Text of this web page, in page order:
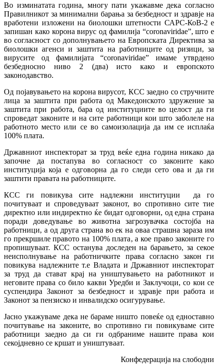
Во изминатата година, многу пати укажавме дека согласно
Правилникот за минимални барања за безбедност и здравје на
вработени изложени на биолошки штетности САРС-КоВ-2 е
запишан како корона вирус од фамилија “coronaviridae”, што е
во согласност со дополнувањето на Европската Директива за
биолошки агенси и заштита на работниците од ризици, за
вирусите од фамилијата “coronaviridae” имаме утврдено
безбедносно ниво 2 (два) исто како и европското
законодавство.
Од појавувањето на корона вирусот, КСС заедно со стручните
лица за заштита при работа од Македонското здружение за
заштита при работа, бара од институциите во целост да ги
спроведат законите и на сите работници кои што заболеле на
работното место или се во самоизолација да им се исплаќа
100% плата.
Државниот инспекторат за труд веќе една година никако да
започне да постапува во согласност со законите како
институција која е одговорна да го следи сето ова и да ги
заштити правата на работниците.
КСС ги повикува сите надлежни институции да го
почитуваат и спроведуваат законот, во спротивно сите тие
директно или индиректно ќе бидат одговорни, од една страна
поради доведување во животна загрозувачка состојба на
работници, а од друга страна во ек на оваа страшна зараза им
го прекршиле правото на 100% плата, а кое право законите го
пропишуваат. КСС останува доследен на барањето, за секое
неисполнување на работничките права согласно закон ги
повикува надлежните т.е Владата и Државниот инспекторат
за труд да стават крај на уништувањето на работникот и
неговите права со било какви Уредби и Заклучоци, со кои се
суспендира Законот за безбедност и здравје при работа и
Законот за пензиско и инвалидско осигурување.
Јасно укажуваме дека не бараме ништо повеќе од едноставно
почитување на законите, во спротивно ги повикуваме сите
работници заедно да си ги одбраниме нашите права кои
секојдневно се кршат и уништуваат.
Конфедерација на слободни